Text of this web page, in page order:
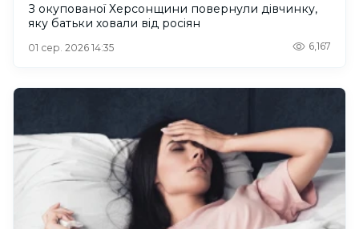
З окупованої Херсонщини повернули дівчинку,
яку батьки ховали від росіян
01 сер. 2026 14:35 6,167